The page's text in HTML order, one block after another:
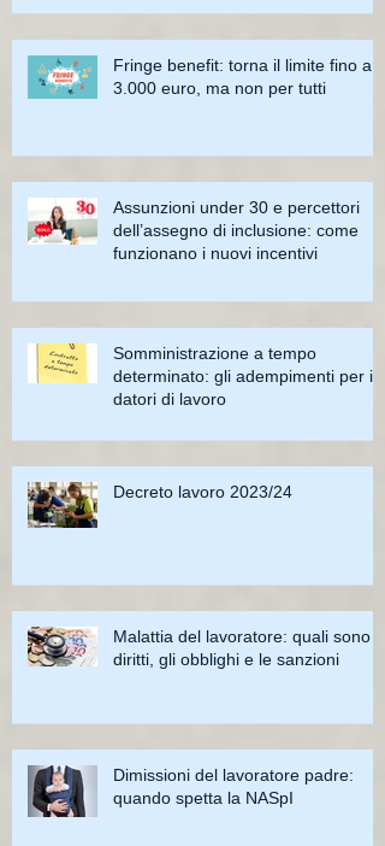
Fringe benefit: torna il limite fino a
3.000 euro, ma non per tutti
Assunzioni under 30 e percettori
dell’assegno di inclusione: come
funzionano i nuovi incentivi
Somministrazione a tempo
determinato: gli adempimenti per i
datori di lavoro
Decreto lavoro 2023/24
Malattia del lavoratore: quali sono i
diritti, gli obblighi e le sanzioni
Dimissioni del lavoratore padre:
quando spetta la NASpI